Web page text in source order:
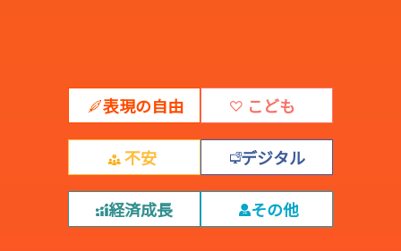
表現の自由 こども
不安 デジタル
経済成長 その他